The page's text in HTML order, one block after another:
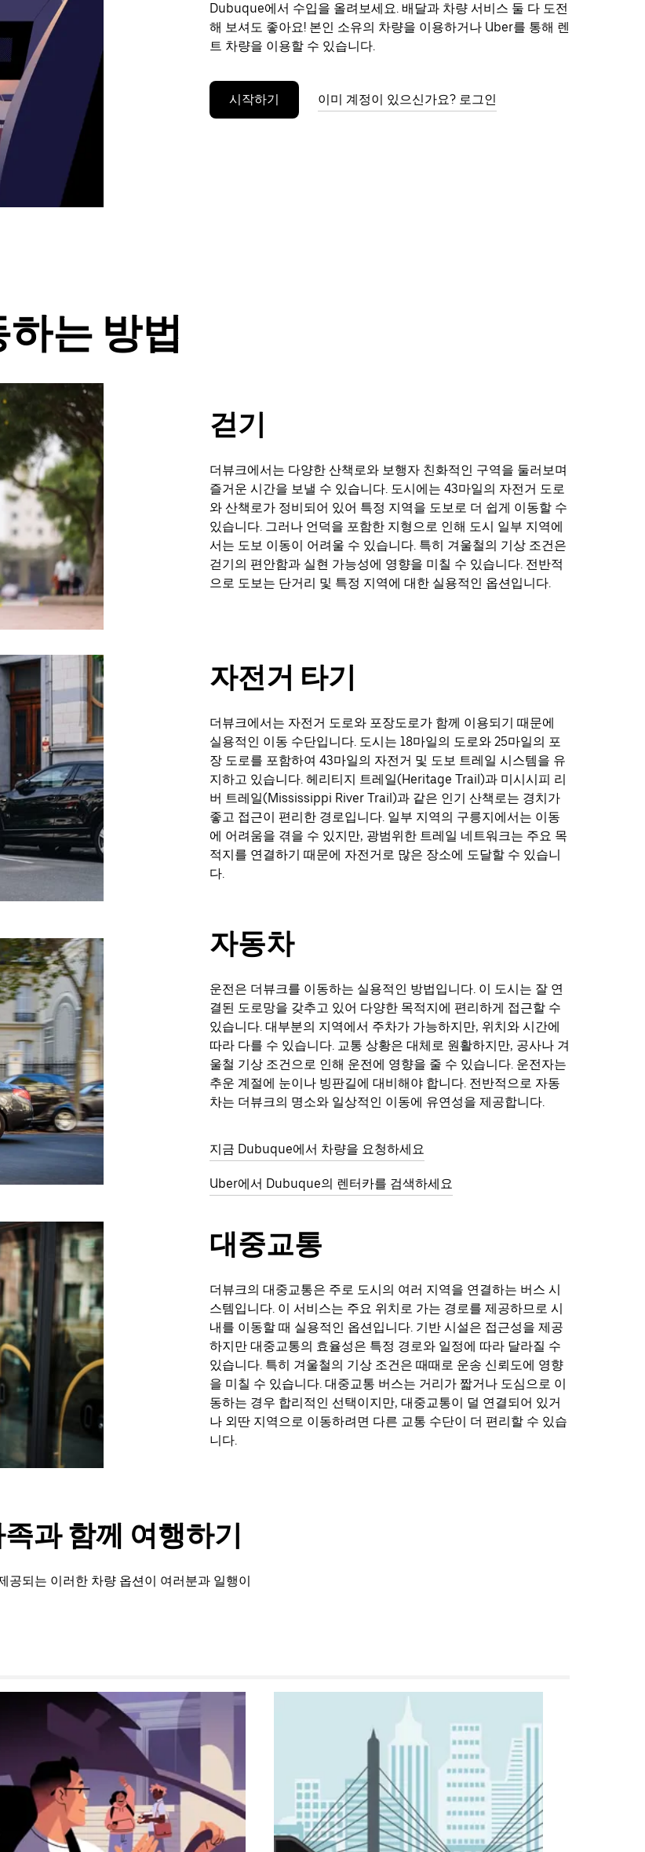
Dubuque에서 수입을 올려보세요. 배달과 차량 서비스 둘 다 도전
해 보셔도 좋아요! 본인 소유의 차량을 이용하거나 Uber를 통해 렌
트 차량을 이용할 수 있습니다.
시작하기 이미 계정이 있으신가요? 로그인
는 방법
걷기
더뷰크에서는 다양한 산책로와 보행자 친화적인 구역을 둘러보며
즐거운 시간을 보낼 수 있습니다. 도시에는 43마일의 자전거 도로
와 산책로가 정비되어 있어 특정 지역을 도보로 더 쉽게 이동할 수
있습니다. 그러나 언덕을 포함한 지형으로 인해 도시 일부 지역에
서는 도보 이동이 어려울 수 있습니다. 특히 겨울철의 기상 조건은
걷기의 편안함과 실현 가능성에 영향을 미칠 수 있습니다. 전반적
으로 도보는 단거리 및 특정 지역에 대한 실용적인 옵션입니다.
자전거 타기
더뷰크에서는 자전거 도로와 포장도로가 함께 이용되기 때문에
실용적인 이동 수단입니다. 도시는 18마일의 도로와 25마일의 포
장 도로를 포함하여 43마일의 자전거 및 도보 트레일 시스템을 유
지하고 있습니다. 헤리티지 트레일(Heritage Trail)과 미시시피 리
버 트레일(Mississippi River Trail)과 같은 인기 산책로는 경치가
좋고 접근이 편리한 경로입니다. 일부 지역의 구릉지에서는 이동
에 어려움을 겪을 수 있지만, 광범위한 트레일 네트워크는 주요 목
적지를 연결하기 때문에 자전거로 많은 장소에 도달할 수 있습니
다.
자동차
운전은 더뷰크를 이동하는 실용적인 방법입니다. 이 도시는 잘 연
결된 도로망을 갖추고 있어 다양한 목적지에 편리하게 접근할 수
있습니다. 대부분의 지역에서 주차가 가능하지만, 위치와 시간에
따라 다를 수 있습니다. 교통 상황은 대체로 원활하지만, 공사나 겨
울철 기상 조건으로 인해 운전에 영향을 줄 수 있습니다. 운전자는
추운 계절에 눈이나 빙판길에 대비해야 합니다. 전반적으로 자동
차는 더뷰크의 명소와 일상적인 이동에 유연성을 제공합니다.
지금 Dubuque에서 차량을 요청하세요
Uber에서 Dubuque의 렌터카를 검색하세요
대중교통
더뷰크의 대중교통은 주로 도시의 여러 지역을 연결하는 버스 시
스템입니다. 이 서비스는 주요 위치로 가는 경로를 제공하므로 시
내를 이동할 때 실용적인 옵션입니다. 기반 시설은 접근성을 제공
하지만 대중교통의 효율성은 특정 경로와 일정에 따라 달라질 수
있습니다. 특히 겨울철의 기상 조건은 때때로 운송 신뢰도에 영향
을 미칠 수 있습니다. 대중교통 버스는 거리가 짧거나 도심으로 이
동하는 경우 합리적인 선택이지만, 대중교통이 덜 연결되어 있거
나 외딴 지역으로 이동하려면 다른 교통 수단이 더 편리할 수 있습
니다.
과 함께 여행하기
되는 이러한 차량 옵션이 여러분과 일행이